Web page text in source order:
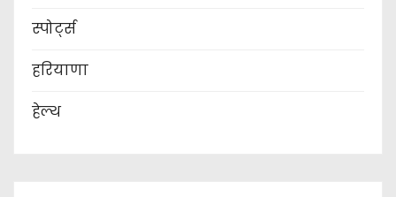
स्पोर्ट्स
हरियाणा
हेल्थ